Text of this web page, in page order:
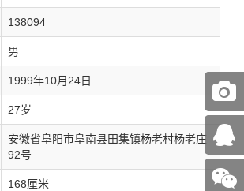
138094
男
1999年10月24日
27岁
安徽省阜阳市阜南县田集镇杨老村杨老庄
92号
168厘米